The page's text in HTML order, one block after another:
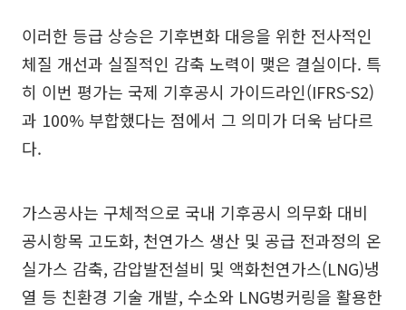
이러한 등급 상승은 기후변화 대응을 위한 전사적인
체질 개선과 실질적인 감축 노력이 맺은 결실이다. 특
히 이번 평가는 국제 기후공시 가이드라인(IFRS-S2)
과 100% 부합했다는 점에서 그 의미가 더욱 남다르
다.
가스공사는 구체적으로 국내 기후공시 의무화 대비
공시항목 고도화, 천연가스 생산 및 공급 전과정의 온
실가스 감축, 감압발전설비 및 액화천연가스(LNG)냉
열 등 친환경 기술 개발, 수소와 LNG벙커링을 활용한